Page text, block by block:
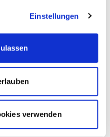
Einstellungen
verwenden